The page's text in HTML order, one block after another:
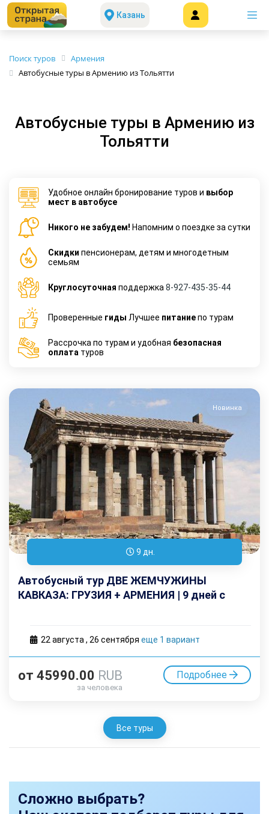
Казань
Поиск туров
Армения
Автобусные туры в Армению из Тольятти
Автобусные туры в Армению из
Тольятти
Удобное онлайн бронирование туров и выбор
мест в автобусе
Никого не забудем! Напомним о поездке за сутки
Cкидки пенсионерам, детям и многодетным
семьям
Круглосуточная поддержка 8-927-435-35-44
Проверенные гиды Лучшее питаниепо турам
Рассрочка по турам и удобная безопасная
оплата туров
Новинка
9 дн.
Автобусный тур ДВЕ ЖЕМЧУЖИНЫ
КАВКАЗА: ГРУЗИЯ + АРМЕНИЯ | 9 дней с
22 августа, 26 cентября еще 1 вариант
от 45990.00 RUB
за человека
Подробнее
Все туры
Сложно выбрать?